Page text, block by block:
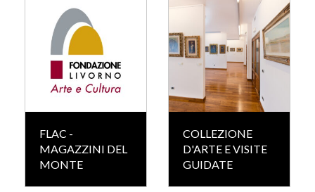
FLAC -
MAGAZZINI DEL
MONTE
COLLEZIONE
D'ARTE E VISITE
GUIDATE